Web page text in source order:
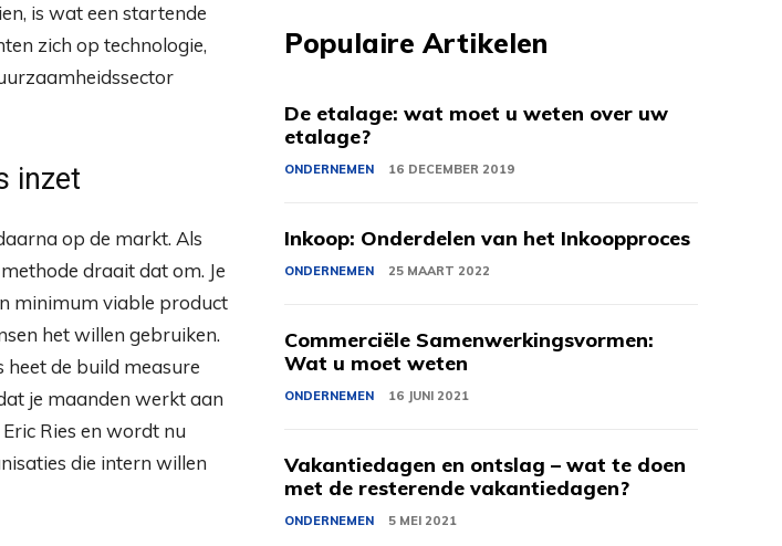
is wat een startende
zich op technologie,
inzet
op de markt. Als
draait dat om. Je
minimum viable product
het willen gebruiken.
de build measure
je maanden werkt aan
Ries en wordt nu
die intern willen
Populaire Artikelen
De etalage: wat moet u weten over uw
etalage?
ONDERNEMEN 16 DECEMBER 2019
Inkoop: Onderdelen van het Inkoopproces
ONDERNEMEN 25 MAART 2022
Commerciële Samenwerkingsvormen:
Wat u moet weten
ONDERNEMEN 16 JUNI 2021
Vakantiedagen en ontslag – wat te doen
met de resterende vakantiedagen?
ONDERNEMEN 5 MEI 2021